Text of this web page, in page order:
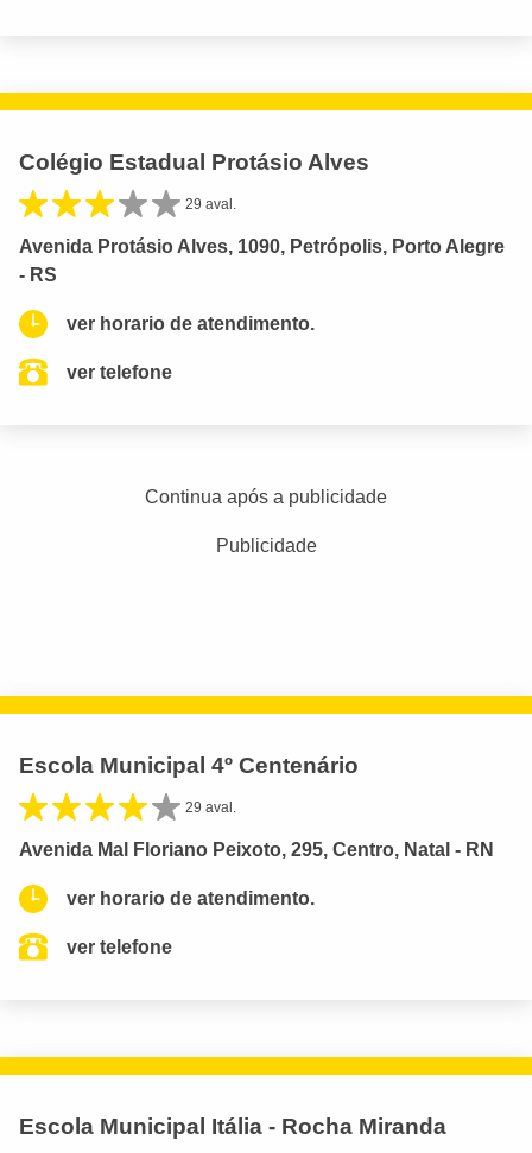
Colégio Estadual Protásio Alves
29 aval.
Avenida Protásio Alves, 1090, Petrópolis, Porto Alegre
- RS
ver horario de atendimento.
ver telefone
Continua após a publicidade
Publicidade
Escola Municipal 4º Centenário
29 aval.
Avenida Mal Floriano Peixoto, 295, Centro, Natal - RN
ver horario de atendimento.
ver telefone
Escola Municipal Itália - Rocha Miranda